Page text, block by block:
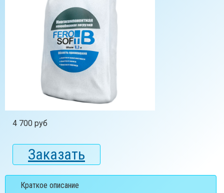
4 700 руб
Заказать
Краткое описание